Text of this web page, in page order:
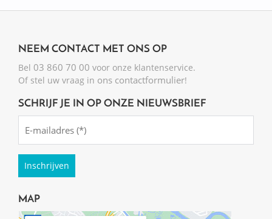
NEEM CONTACT MET ONS OP
Bel 03 860 70 00 voor onze klantenservice.
Of stel uw vraag in ons contactformulier!
SCHRIJF JE IN OP ONZE NIEUWSBRIEF
(Required)
MAP